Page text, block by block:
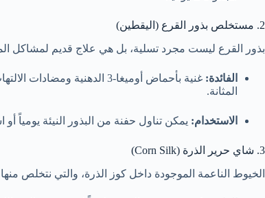
2. مستخلص بذور القرع (اليقطين)
بذور القرع ليست مجرد تسلية، بل هي علاج قديم لمشاكل
الفائدة:
غنية بأحماض أوميغا-3
المثانة.
الاستخدام: يمكن تناول حفنة من البذور النيئة يومياً
3. شاي حرير الذرة (Corn Silk)
الخيوط الناعمة الموجودة داخل كوز الذرة، والتي نتخلص